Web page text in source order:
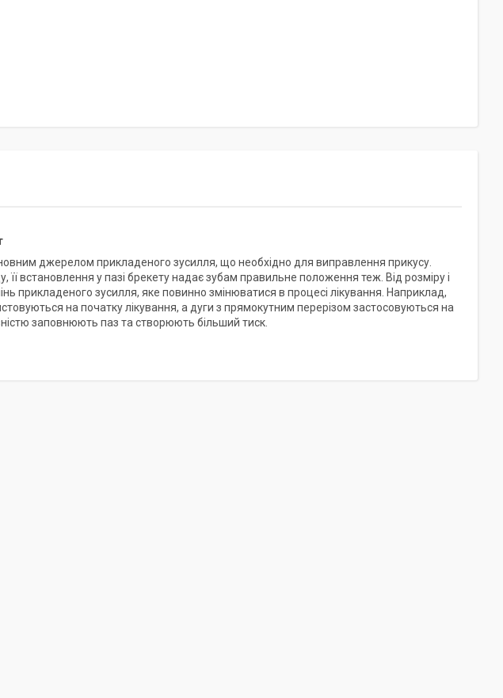
джерелом прикладеного зусилля, що необхідно для виправлення прикусу.
встановлення у пазі брекету надає зубам правильне положення теж. Від розміру і
прикладеного зусилля, яке повинно змінюватися в процесі лікування. Наприклад,
на початку лікування, а дуги з прямокутним перерізом застосовуються на
заповнюють паз та створюють більший тиск.